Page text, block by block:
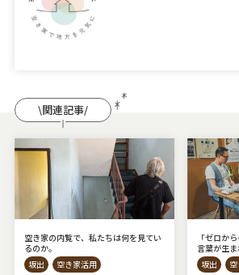
\関連記事/
空き家の内覧で、私たちは何を見てい
るのか。
坂出
空き家活用
「ゼロか
言葉が生
坂出